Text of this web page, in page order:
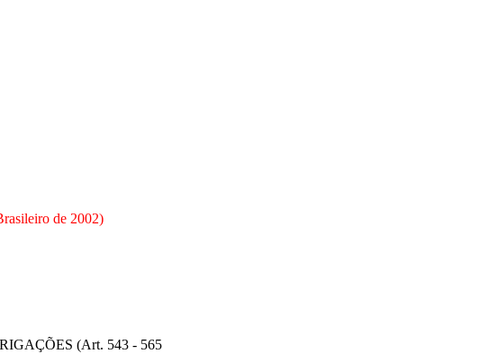
de 2002)
(Art. 543 - 565